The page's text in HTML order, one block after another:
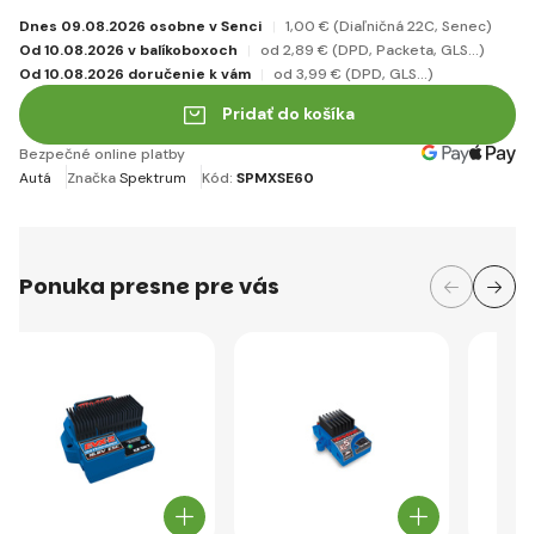
Dnes 09.08.2026 osobne v Senci 1,00 € (Diaľničná 22C, Senec)
Od 10.08.2026 v balíkoboxoch
od 2,89 € (DPD, Packeta, GLS...)
Od 10.08.2026 doručenie k vám
od 3,99 € (DPD, GLS...)
Pridať do košíka
Bezpečné online platby
Autá
ZnačkaSpektrum Kód: SPMXSE60
Ponuka presne pre vás